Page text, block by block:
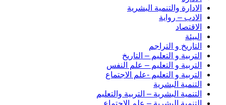
الادارة والتنمية البشرية
الادب – رواية
الاقتصاد
البيئة
التاريخ و التراجم
التربية و التعليم – التاريخ
التربية و التعليم – علم النفس
التربية و التعليم -علم الاجتماع
التنمية البشرية
التنمية البشرية – التربية والتعليم